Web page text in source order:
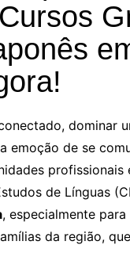
dominar
emoção de se
de Línguas
, especialmente
da região,